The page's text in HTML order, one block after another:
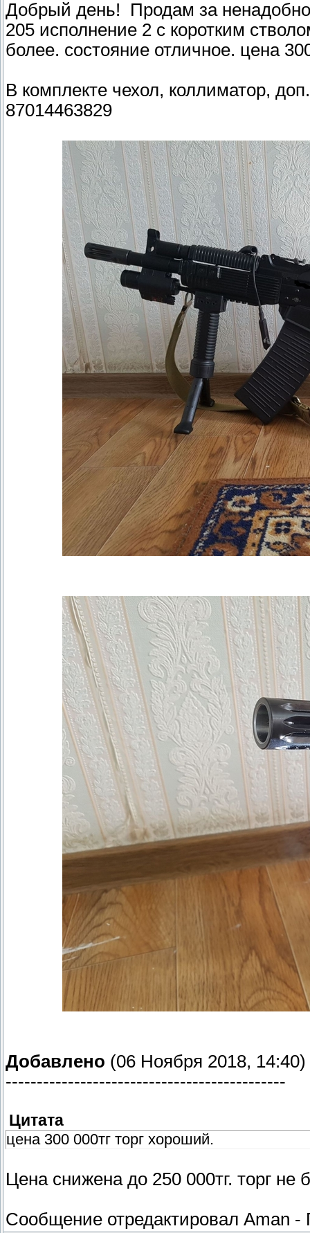
Добрый день! Продам за
205 исполнение 2 с коротким
более. состояние отличное. цена
В комплекте чехол, коллиматор,
87014463829
Добавлено (06 Ноября 2018, 14:40)
---------------------------------------------
Цитата
цена 300 000тг торг хороший.
Цена снижена до 250 000тг. торг не
Сообщение отредактировал Aman -